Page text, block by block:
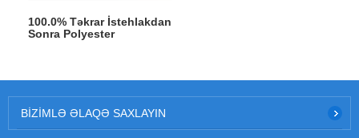
100.0% Təkrar İstehlakdan
Sonra Polyester
BIZIMLƏ ƏLAQƏ SAXLAYIN